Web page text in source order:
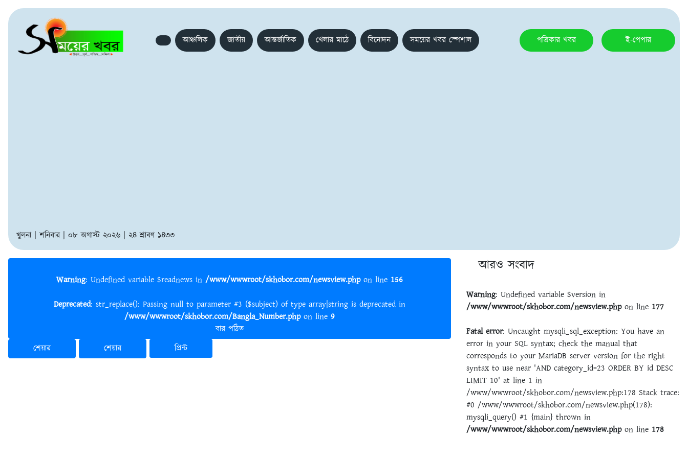
আঞ্চলিক জাতীয় আন্তর্জাতিক খেলার মাঠে বিনোদন সময়ের খবর স্পেশাল পত্রিকার খবর ই-পেপার
খুলনা | শনিবার | ০৮ অগাস্ট ২০২৬ | ২৪ শ্রাবণ ১৪৩৩
Warning : Undefined variable $readnews in /www/wwwroot/skhobor.com/newsview.phpon line 156
Deprecated : str_replace(): Passing null to parameter #3 ($subject) of type array|string is deprecated in
/www/wwwroot/skhobor.com/Bangla_Number.phpon line 9
বার পঠিত
শেয়ার
শেয়ার প্রিন্ট
আরও সংবাদ
Warning: Undefined variable $version in
/www/wwwroot/skhobor.com/newsview.phpon line 177
Fatal error: Uncaught mysqli_sql_exception: You have an
error in your SQL syntax; check the manual that
corresponds to your MariaDB server version for the right
syntax to use near 'AND category_id=23 ORDER BY id DESC
LIMIT 10' at line 1 in
/www/wwwroot/skhobor.com/newsview.php:178 Stack trace:
#0 /www/wwwroot/skhobor.com/newsview.php(178):
mysqli_query() #1 {main} thrown in
/www/wwwroot/skhobor.com/newsview.phpon line 178